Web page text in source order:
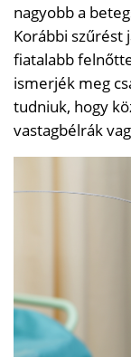
nagyobb a
Korábbi szűrést
fiatalabb
ismerjék meg
tudniuk, hogy
vastagbélrák